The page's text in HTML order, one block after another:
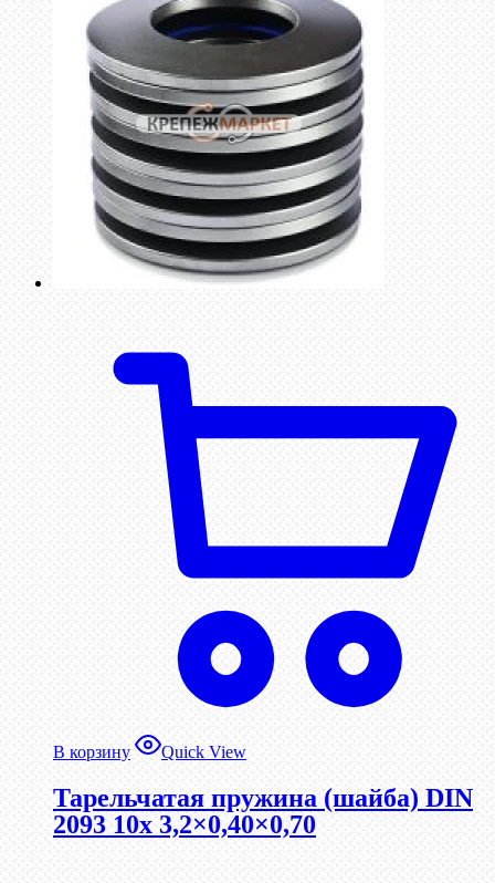
В корзину Quick View
Тарельчатая пружина (шайба) DIN
2093 10x 3,2×0,40×0,70